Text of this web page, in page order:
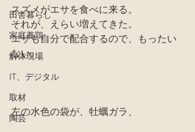
田舎暮らし
家庭養鶏
解体現場
IT、デジタル
取材
陶芸
スズメがエサを食べに来る。
それが、えらい増えてきた。
エサも自分で配合するので、もったい
ない。
左の水色の袋が、牡蠣ガラ、